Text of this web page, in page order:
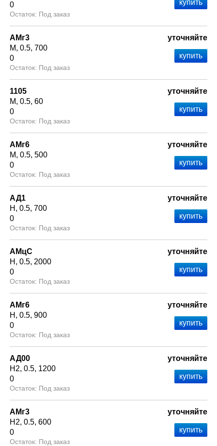
0
Под заказ
АМг3
М 0.5 700
0
Под заказ
уточняйте
1105
М 0.5 60
0
Под заказ
уточняйте
АМг6
М 0.5 500
0
Под заказ
уточняйте
АД1
Н
0.5 700
0
Под заказ
уточняйте
АМцС
Н
0.5 2000
0
Под заказ
уточняйте
АМг6
Н
0.5 900
0
Под заказ
уточняйте
АД00
Н2 0.5 1200
0
Под заказ
уточняйте
АМг3
Н2 0.5 600
0
Под заказ
уточняйте